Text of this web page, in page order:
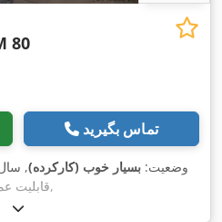
80
تماس بگیرید
وضعیت: بسیار خوب (کارکرده),
, قابلیت,